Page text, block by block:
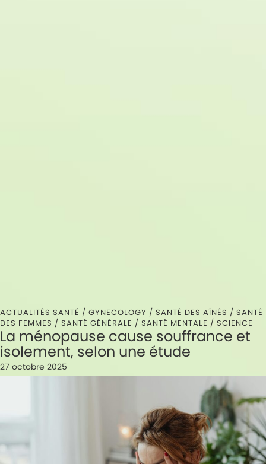
ACTUALITÉS SANTÉ / GYNECOLOGY / SANTÉ DES AÎNÉS / SANTÉ
DES FEMMES / SANTÉ GÉNÉRALE / SANTÉ MENTALE / SCIENCE
La ménopause cause souffrance et
isolement, selon une étude
27 octobre 2025